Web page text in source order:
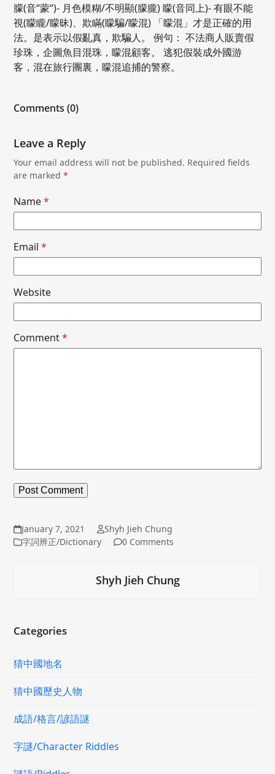
朦(音“蒙“)- 月色模糊/不明顯(朦朧) 矇(音同上)- 有眼不能
視(矇矓/矇昧)、欺瞞(矇騙/矇混) 「矇混」才是正確的用
法。是表示以假亂真，欺騙人。 例句： 不法商人販賣假
珍珠，企圖魚目混珠，矇混顧客。 逃犯假裝成外國游
客，混在旅行團裏，矇混追捕的警察。
Comments (0)
Leave a Reply
Your email address will not be published. Required fields
are marked*
Name*
Email*
Website
Comment*
January 7, 2021
Shyh Jieh Chung
字詞辨正/Dictionary
0 Comments
Shyh Jieh Chung
Categories
猜中國地名
猜中國歷史人物
成語/格言/諺語謎
字謎/Character Riddles